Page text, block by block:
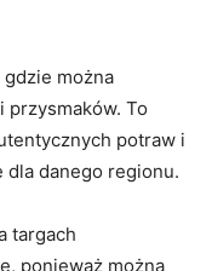
można
przysmaków. To
⁤potraw i
dla ​danego regionu.
targach
ponieważ można